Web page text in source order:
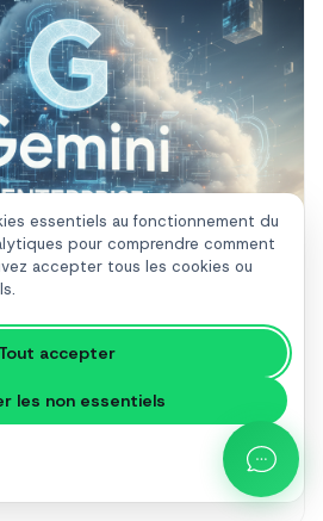
essentiels au fonctionnement du
pour comprendre comment
accepter tous les cookies ou
Tout accepter
les non essentiels
: La nouvelle ère du travail